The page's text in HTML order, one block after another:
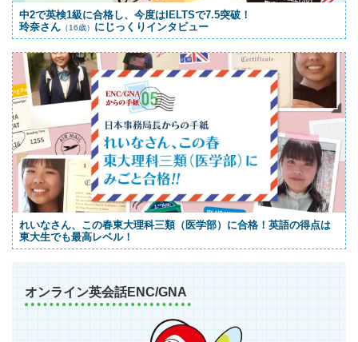
中2で英検1級に合格し、今度はIELTSで7.5突破！
玲奈さん （16歳） にじっくりインタビュー
れいなさん、この春東大理科三類（医学部）に合格！英語の得点は
東大生でも最高レベル！
オンライン英会話ENC/GNA